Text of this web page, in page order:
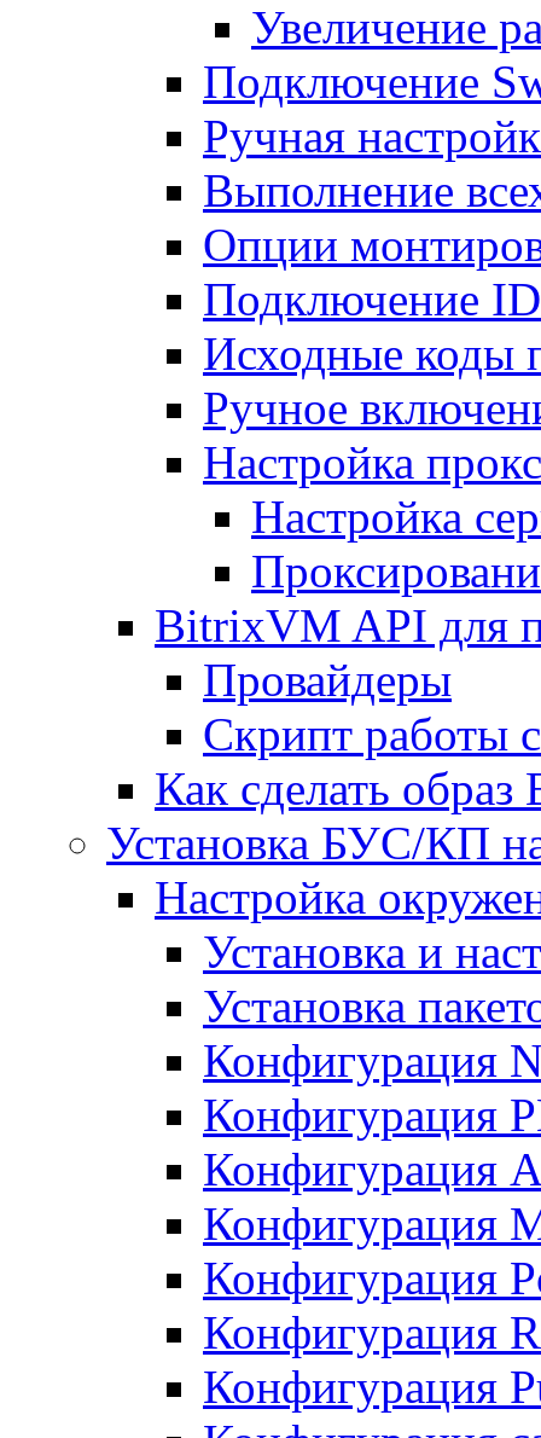
Увеличение
Подключение
Ручная
Выполнение
Опции
Подключение
Исходные коды
Ручное
Настройка
Настройка
BitrixVM API для
Провайдеры
Скрипт работы
Как сделать
Установка БУС/КП
Настройка
Установка и
Установка
Конфигурация
Конфигурация
Конфигурация
Конфигурация
Конфигурация
Конфигурация
Конфигурация